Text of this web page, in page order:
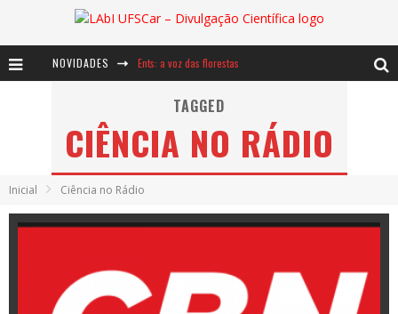
NOVIDADES Ents: a voz das florestas
Notáveis: Bertha Lutz
Baú de Histórias - A jamais imaginada aventura com os moinhos de vento
TAGGED
CIÊNCIA NO RÁDIO
Inicial Ciência no Rádio